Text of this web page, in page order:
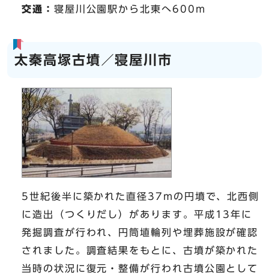
交通： 寝屋川公園駅から北東へ600m
太秦高塚古墳／寝屋川市
5世紀後半に築かれた直径37mの円墳で、北西側
に造出（つくりだし）があります。平成13年に
発掘調査が行われ、円筒埴輪列や埋葬施設が確認
されました。調査結果をもとに、古墳が築かれた
当時の状況に復元・整備が行われ古墳公園として